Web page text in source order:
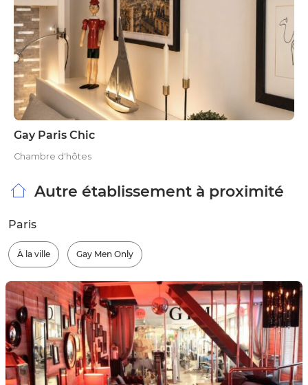
Gay Paris Chic
Chambre d'hôtes
Autre établissement à proximité
Paris
À la ville Gay Men Only